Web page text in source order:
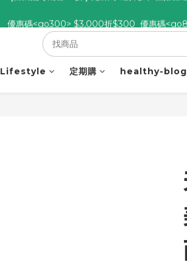
[自由配每期都85折!] 免綁約! 選擇多、任搭任
優惠碼<go300> $3,000折$300  優惠碼
Lifestyle 定期購 healthy-blog